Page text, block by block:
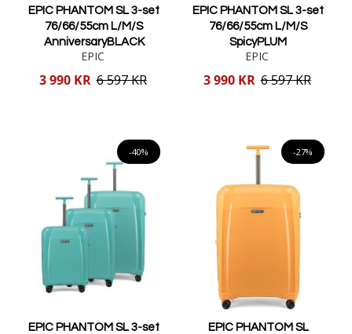
EPIC PHANTOM SL 3-set
76/66/55cm L/M/S
AnniversaryBLACK
EPIC
Reducerat
3 990 KR 6 597 KR
EPIC PHANTOM SL 3-set
76/66/55cm L/M/S
SpicyPLUM
EPIC
Reducerat
3 990 KR 6 597 KR
-40%
EPIC PHANTOM SL 3-set
-27%
EPIC PHANTOM SL